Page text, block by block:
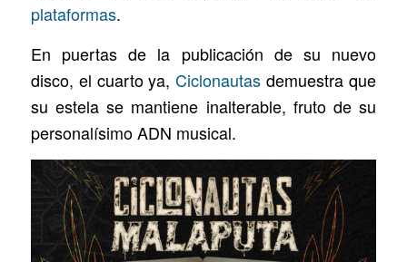
plataformas.
En puertas de la publicación de su nuevo
disco, el cuarto ya,Ciclonautas demuestra que
su estela se mantiene inalterable, fruto de su
personalísimo ADN musical.